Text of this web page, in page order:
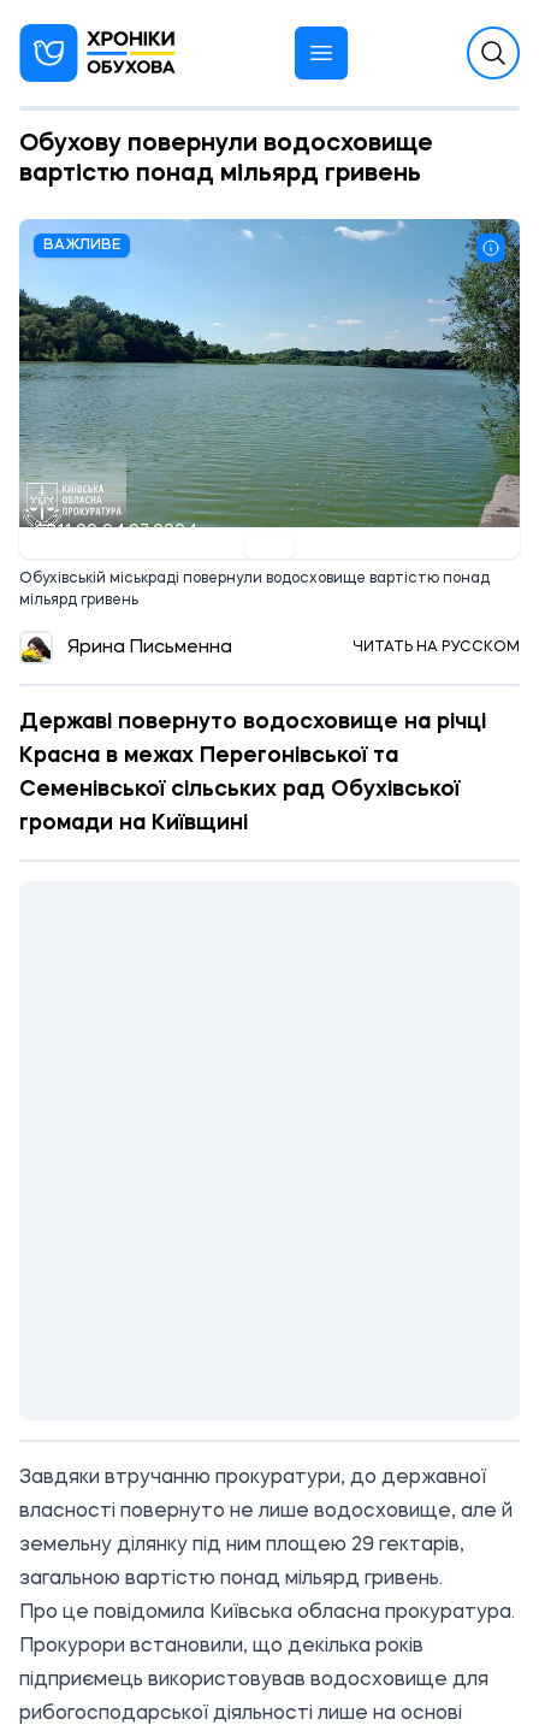
Обухову повернули водосховище
вартістю понад мільярд гривень
11:00 04.07.2024
ВАЖЛИВЕ
Обухівській міськраді повернули водосховище вартістю понад
мільярд гривень
Ярина Письменна ЧИТАТЬ НА РУССКОМ
Державі повернуто водосховище на річці
Красна в межах Перегонівської та
Семенівської сільських рад Обухівської
громади на Київщині
Завдяки втручанню прокуратури, до державної
власності повернуто не лише водосховище, але й
земельну ділянку під ним площею 29 гектарів,
загальною вартістю понад мільярд гривень.
Про це повідомила Київська обласна прокуратура.
Прокурори встановили, що декілька років
підприємець використовував водосховище для
рибогосподарської діяльності лише на основі